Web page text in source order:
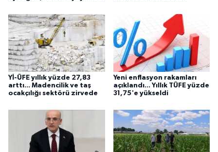
Yİ-ÜFE yıllık yüzde 27,83
arttı... Madencilik ve taş
ocakçılığı sektörü zirvede
Yeni enflasyon rakamları
açıklandı... Yıllık TÜFE yüzde
31,75'e yükseldi